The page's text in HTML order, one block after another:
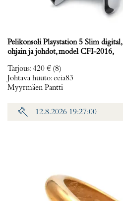
Pelikonsoli Playstation 5 Slim digital,
ohjain ja johdot, model CFI-2016,
Tarjous:420 € (8)
Johtava huuto:eeia83
Myyrmäen Pantti
12.8.2026 19:27:00